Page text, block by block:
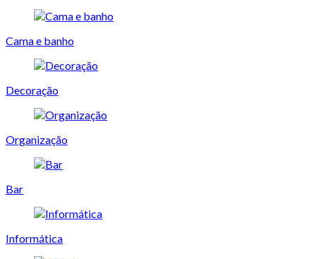
Cama e banho
Decoração
Organização
Bar
Informática